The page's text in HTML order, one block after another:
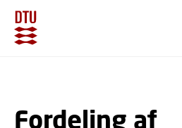
Fordeling af